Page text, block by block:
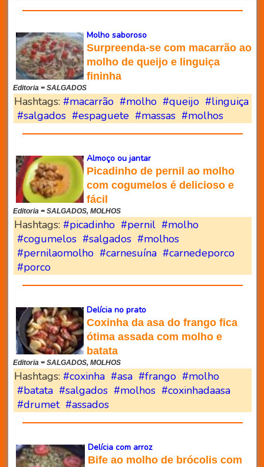
Molho saboroso
Surpreenda-se com macarrão ao
molho de queijo e linguiça
fininha
Editoria = SALGADOS
Hashtags: #macarrão #molho #queijo #linguiça
#salgados #espaguete #massas #molhos
Almoço ou jantar
Picadinho de pernil ao molho
com cogumelos é delicioso e
fácil
Editoria = SALGADOS, MOLHOS
Hashtags: #picadinho #pernil #molho
#cogumelos #salgados #molhos
#pernilaomolho #carnesuína #carnedeporco
#porco
Delícia no prato
Coxinha da asa do frango fica
ótima assada com molho e
batata
Editoria = SALGADOS, MOLHOS
Hashtags: #coxinha #asa #frango #molho
#batata #salgados #molhos #coxinhadaasa
#drumet #assados
Delícia com arroz
Bife ao molho de brócolis com